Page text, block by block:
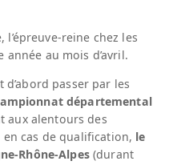
l’épreuve-reine chez les
année au mois d’avril.
passer par les
départemental
aux alentours des
en cas de qualification, le
Rhône-Alpes(durant